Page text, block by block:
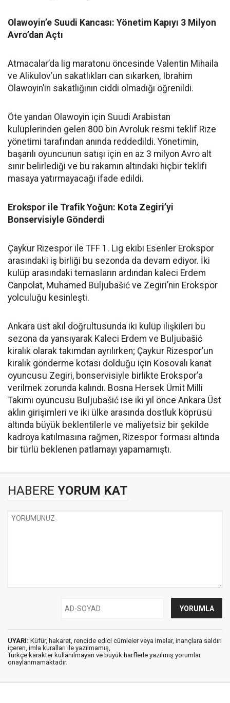
Olawoyin’e Suudi Kancası: Yönetim Kapıyı 3 Milyon
Avro’dan Açtı
Atmacalar’da lig maratonu öncesinde Valentin Mihaila
ve Alikulov’un sakatlıkları can sıkarken, Ibrahim
Olawoyin’in sakatlığının ciddi olmadığı öğrenildi.
Öte yandan Olawoyin için Suudi Arabistan
kulüplerinden gelen 800 bin Avroluk resmi teklif Rize
yönetimi tarafından anında reddedildi. Yönetimin,
başarılı oyuncunun satışı için en az 3 milyon Avro alt
sınır belirlediği ve bu rakamın altındaki hiçbir teklifi
masaya yatırmayacağı ifade edildi.
Erokspor ile Trafik Yoğun: Kota Zegiri’yi
Bonservisiyle Gönderdi
Çaykur Rizespor ile TFF 1. Lig ekibi Esenler Erokspor
arasındaki iş birliği bu sezonda da devam ediyor. İki
kulüp arasındaki temasların ardından kaleci Erdem
Canpolat, Muhamed Buljubašić ve Zegiri’nin Erokspor
yolculuğu kesinleşti.
Ankara üst akıl doğrultusunda iki kulüp ilişkileri bu
sezona da yansıyarak Kaleci Erdem ve Buljubašić
kiralık olarak takımdan ayrılırken; Çaykur Rizespor’un
kiralık gönderme kotası dolduğu için Kosovalı kanat
oyuncusu Zegiri, bonservisiyle birlikte Erokspor’a
verilmek zorunda kalındı. Bosna Hersek Ümit Milli
Takımı oyuncusu Buljubašić ise iki yıl önce Ankara Üst
aklın girişimleri ve iki ülke arasında dostluk köprüsü
altında büyük beklentilerle ve maliyetsiz bir şekilde
kadroya katılmasına rağmen, Rizespor forması altında
bir türlü beklenen patlamayı yapamamıştı.
HABERE YORUM KAT
UYARI: Küfür, hakaret, rencide edici cümleler veya imalar, inançlara saldırı
içeren, imla kuralları ile yazılmamış,
Türkçe karakter kullanılmayan ve büyük harflerle yazılmış yorumlar
onaylanmamaktadır.